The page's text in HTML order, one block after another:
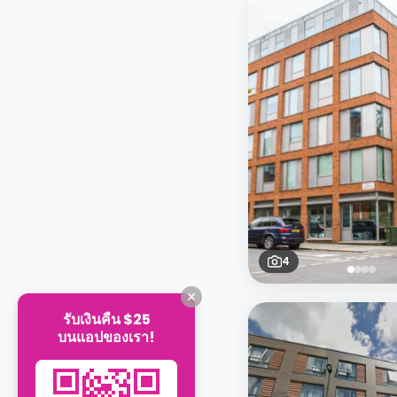
4
รับเงินคืน $25
บนแอปของเรา!